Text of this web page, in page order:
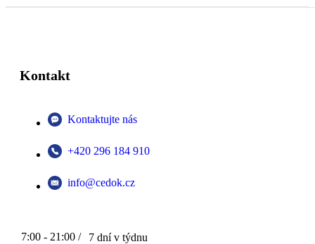
Kontakt
Kontaktujte nás
+420 296 184 910
info@cedok.cz
7:00 - 21:00 / 7 dní v týdnu